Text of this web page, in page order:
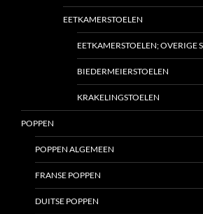
EETKAMERSTOELEN
EETKAMERSTOELEN; OVERIGE
BIEDERMEIERSTOELEN
KRAKELINGSTOELEN
POPPEN
POPPEN ALGEMEEN
FRANSE POPPEN
DUITSE POPPEN